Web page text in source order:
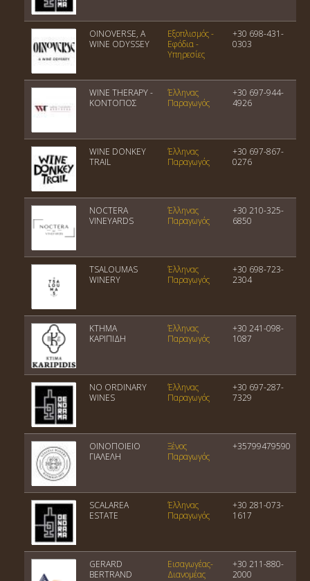
OINOVERSE, A
WINE ODYSSEY
Εξοπλισμός -
Εφόδια -
Υπηρεσίες
+30 698-431-
0303
WINE THERAPY -
ΚΟΝΤΟΠΟΣ
Έλληνας
Παραγωγός
+30 697-944-
4926
WINE DONKEY
TRAIL
Έλληνας
Παραγωγός
+30 697-867-
0276
NOCTERA
VINEYARDS
Έλληνας
Παραγωγός
+30 210-325-
6850
TSALOUMAS
WINERY
Έλληνας
Παραγωγός
+30 698-723-
2304
ΚΤΗΜΑ
ΚΑΡΙΠΙΔΗ
Έλληνας
Παραγωγός
+30 241-098-
1087
NO ORDINARY
WINES
Έλληνας
Παραγωγός
+30 697-287-
7329
ΟΙΝΟΠΟΙΕΙΟ
ΓΙΑΛΕΛΗ
Ξένος
Παραγωγός
+35799479590
SCALAREA
ESTATE
Έλληνας
Παραγωγός
+30 281-073-
1617
GERARD
BERTRAND
Εισαγωγέας-
Διανομέας
+30 211-880-
2000